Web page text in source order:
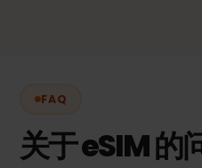
FAQ
关于 eSIM 的